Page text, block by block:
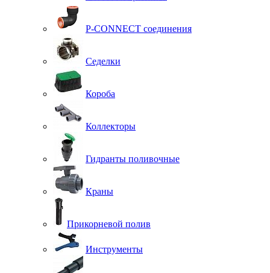
P-CONNECT соединения
Седелки
Короба
Коллекторы
Гидранты поливочные
Краны
Прикорневой полив
Инструменты